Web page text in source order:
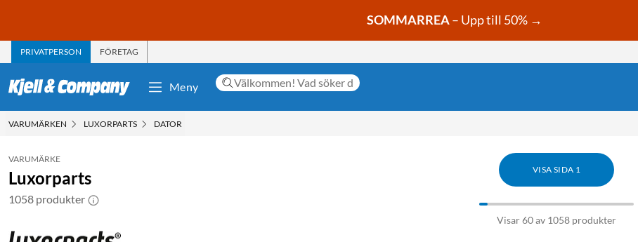
SOMMARREA– Upp till 50% →
PRIVATPERSON FÖRETAG
Meny
VARUMÄRKEN LUXORPARTS DATOR
VARUMÄRKE
Luxorparts
1058 produkter
VISA SIDA 1
Visar 60 av 1058 produkter